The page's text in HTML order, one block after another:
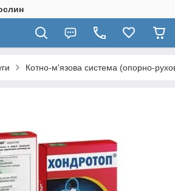
Котно-м'язова система (опорно-